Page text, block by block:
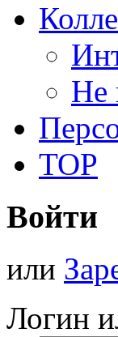
Не
TOP
Войти
или
Логин